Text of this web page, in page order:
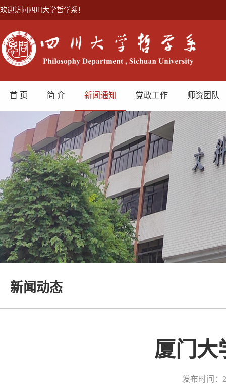
欢迎访问四川大学哲学系！
首 页 简 介 新闻通知 党政工作 师资团队
新闻动态
厦门大
发布时间